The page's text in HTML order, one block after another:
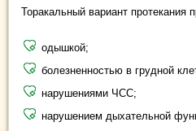
Торакальный вариант протекания
одышкой;
болезненностью в грудной
нарушениями ЧСС;
нарушением дыхательной